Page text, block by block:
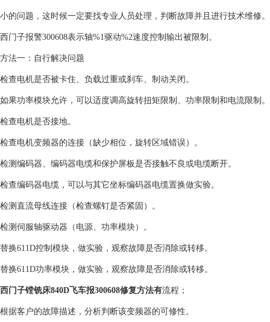
小的问题，这时候一定要找专业人员处理，判断故障并且进行技术维修。
西门子报警300608表示轴%1驱动%2速度控制输出被限制。
方法一：自行解决问题
检查电机是否被卡住、负载过重或刹车、制动关闭。
如果功率模块允许，可以适度调高旋转扭矩限制、功率限制和电流限制。
检查电机是否接地。
检查电机变频器的连接（缺少相位，旋转区域错误）。
检测编码器、编码器电缆和保护屏板是否接触不良或电缆断开。
检查编码器电缆，可以与其它坐标编码器电缆置换做实验。
检测直流母线连接（检查螺钉是否紧固）。
检测伺服轴驱动器（电源、功率模块）。
替换611D控制模块，做实验，观察故障是否消除或转移。
替换611D功率模块，做实验，观察故障是否消除或转移。
西门子镗铣床840D飞车报300608修复方法有流程；
根据客户的故障描述，分析判断该变频器的可修性。